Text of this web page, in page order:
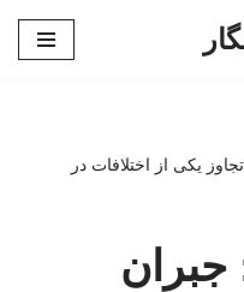
یکی از اختلافات در
جبران